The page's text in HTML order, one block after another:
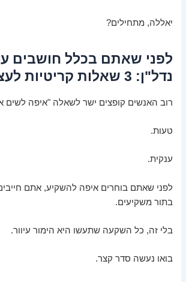
יאללה, מתחילים?
לפני שאתם בכלל חושבים
נדל"ן: 3 שאלות קריטיות לעצמכם
רוב האנשים קופצים ישר לשאלה "איפה לשים
טעות.
ענקית.
לפני שאתם בוחרים איפה להשקיע, אתם
בתור משקיעים.
בלי זה, כל השקעה שתעשו היא הימור עיוור.
בואו נעשה סדר קצר.